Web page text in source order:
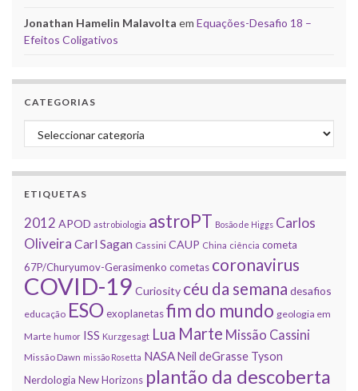
Jonathan Hamelin Malavolta em Equações-Desafio 18 –
Efeitos Coligativos
CATEGORIAS
Categorias
ETIQUETAS
2012 APOD astrobiologia astroPT Bosão de Higgs Carlos
Oliveira Carl Sagan Cassini CAUP China ciência cometa
67P/Churyumov-Gerasimenko cometas coronavirus
COVID-19 Curiosity céu da semana desafios
educação ESOexoplanetasfim do mundo geologia em
Marte humor ISS Kurzgesagt Lua Marte Missão Cassini
Missão Dawn missão Rosetta NASANeil deGrasse Tyson
Nerdologia New Horizons plantão da descoberta